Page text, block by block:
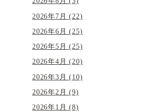
2026年7月 (22)
2026年6月 (25)
2026年5月 (25)
2026年4月 (20)
2026年3月 (10)
2026年2月 (9)
2026年1月 (8)